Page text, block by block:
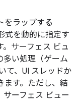
をラップする
式を動的に指定す
サーフェス ビュ
多い処理（ゲーム
て、UI スレッドか
ます。ただし、結
ーフェス ビュー